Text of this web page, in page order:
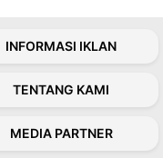
INFORMASI IKLAN
TENTANG KAMI
MEDIA PARTNER